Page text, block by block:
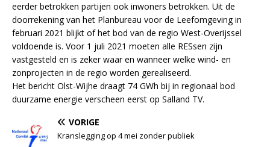
eerder betrokken partijen ook inwoners betrokken. Uit de
doorrekening van het Planbureau voor de Leefomgeving in
februari 2021 blijkt of het bod van de regio West-Overijssel
voldoende is. Voor 1 juli 2021 moeten alle RESsen zijn
vastgesteld en is zeker waar en wanneer welke wind- en
zonprojecten in de regio worden gerealiseerd.
Het bericht Olst-Wijhe draagt 74 GWh bij in regionaal bod
duurzame energie verscheen eerst op Salland TV.
VORIGE
Kranslegging op 4 mei zonder publiek